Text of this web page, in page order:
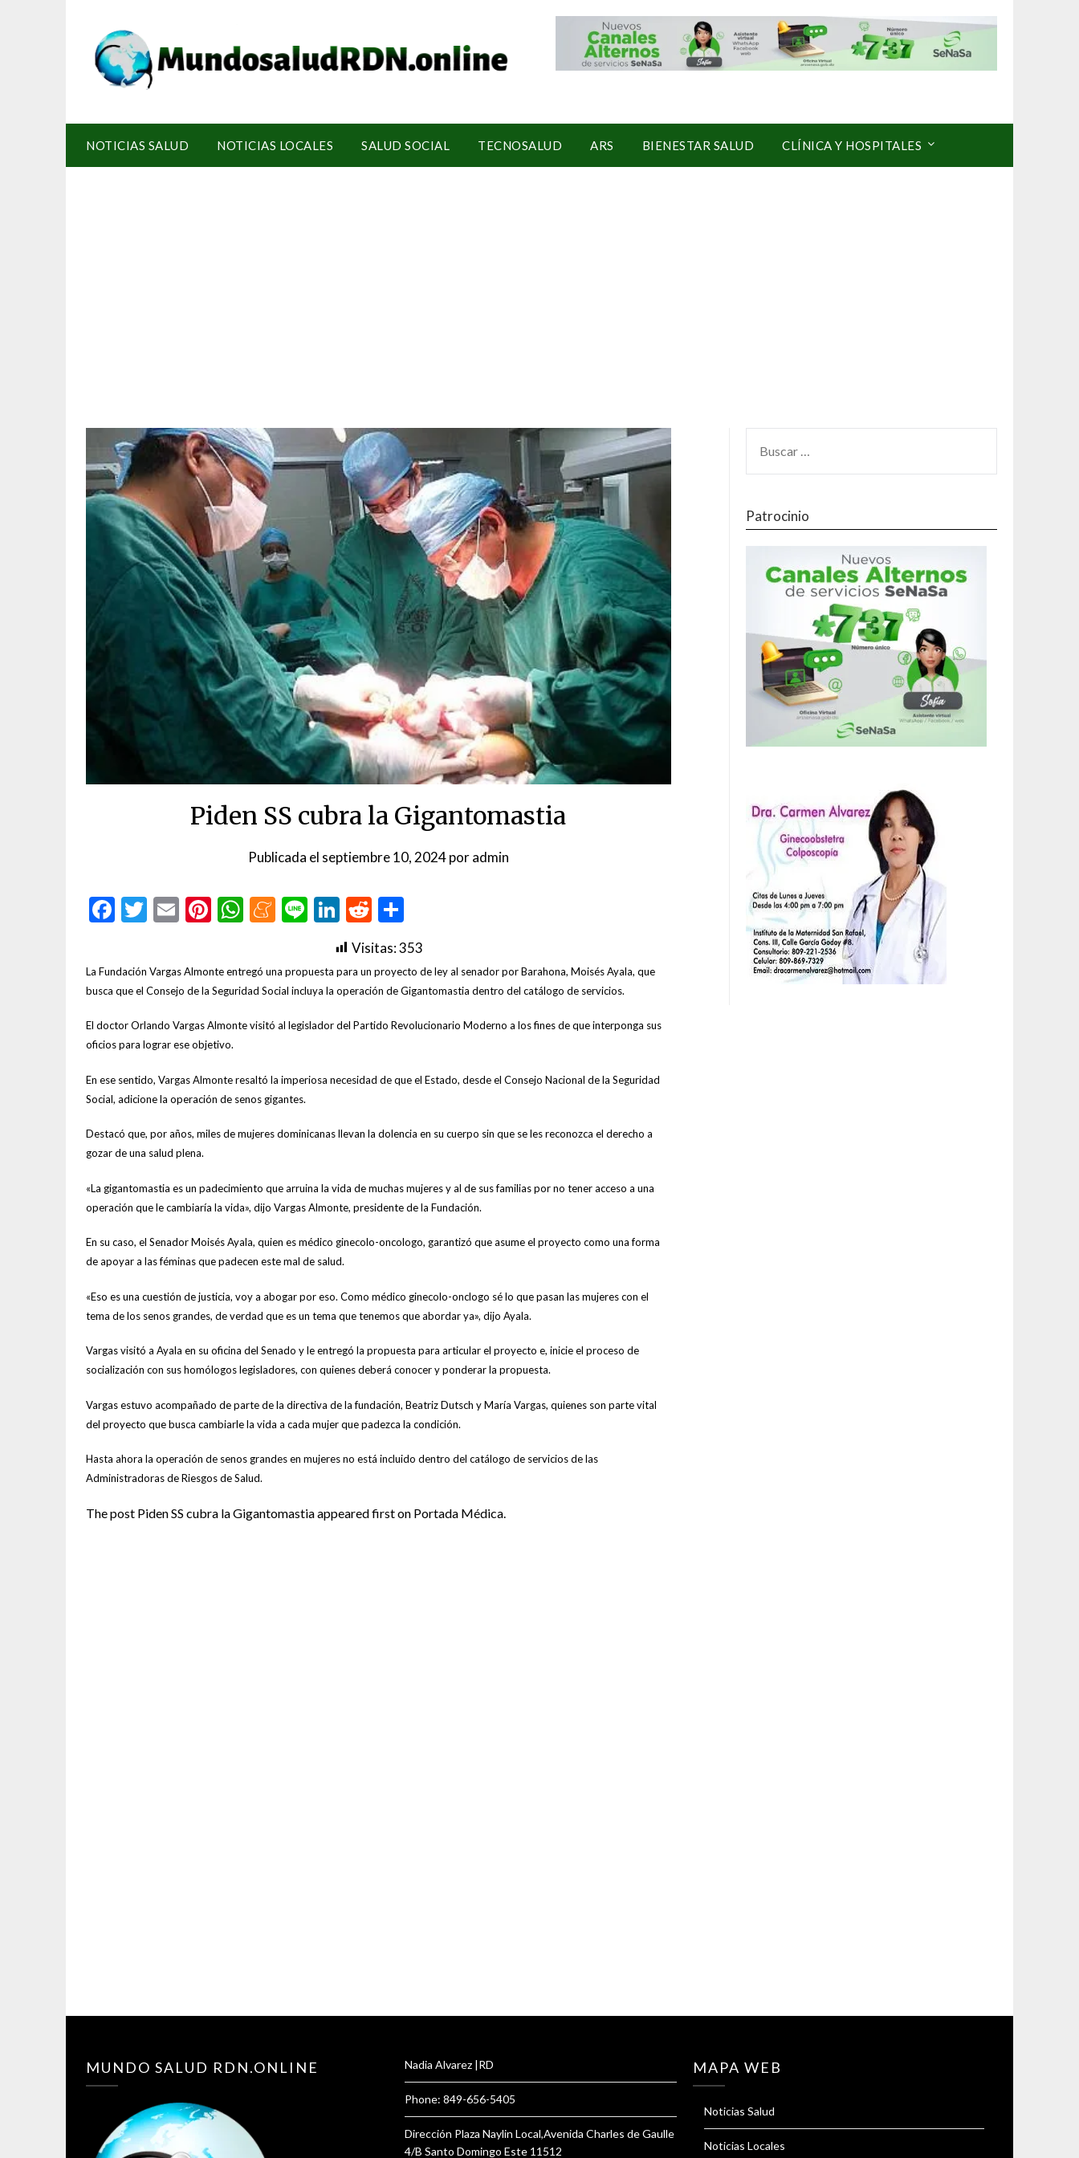
NOTICIAS SALUD NOTICIAS LOCALES SALUD SOCIAL TECNOSALUD ARS BIENESTAR SALUD CLÍNICA Y HOSPITALES
Piden SS cubra la Gigantomastia
Publicada el septiembre 10, 2024poradmin
Facebook
Twitter
EmailPinterest
WhatsApp
Meneame
LineLinkedIn
Reddit
Visitas:353
La Fundación Vargas Almonte entregó una propuesta para un proyecto de ley al senador por Barahona, Moisés Ayala, que
busca que el Consejo de la Seguridad Social incluya la operación de Gigantomastia dentro del catálogo de servicios.
El doctor Orlando Vargas Almonte visitó al legislador del Partido Revolucionario Moderno a los fines de que interponga sus
oficios para lograr ese objetivo.
En ese sentido, Vargas Almonte resaltó la imperiosa necesidad de que el Estado, desde el Consejo Nacional de la Seguridad
Social, adicione la operación de senos gigantes.
Destacó que, por años, miles de mujeres dominicanas llevan la dolencia en su cuerpo sin que se les reconozca el derecho a
gozar de una salud plena.
«La gigantomastia es un padecimiento que arruina la vida de muchas mujeres y al de sus familias por no tener acceso a una
operación que le cambiaría la vida», dijo Vargas Almonte, presidente de la Fundación.
En su caso, el Senador Moisés Ayala, quien es médico ginecolo-oncologo, garantizó que asume el proyecto como una forma
de apoyar a las féminas que padecen este mal de salud.
«Eso es una cuestión de justicia, voy a abogar por eso. Como médico ginecolo-onclogo sé lo que pasan las mujeres con el
tema de los senos grandes, de verdad que es un tema que tenemos que abordar ya», dijo Ayala.
Vargas visitó a Ayala en su oficina del Senado y le entregó la propuesta para articular el proyecto e, inicie el proceso de
socialización con sus homólogos legisladores, con quienes deberá conocer y ponderar la propuesta.
Vargas estuvo acompañado de parte de la directiva de la fundación, Beatriz Dutsch y María Vargas, quienes son parte vital
del proyecto que busca cambiarle la vida a cada mujer que padezca la condición.
Hasta ahora la operación de senos grandes en mujeres no está incluido dentro del catálogo de servicios de las
Administradoras de Riesgos de Salud.
The post Piden SS cubra la Gigantomastia appeared first on Portada Médica.
Patrocinio
MUNDO SALUD RDN.ONLINE Nadia Alvarez |RD
Phone: 849-656-5405
Dirección Plaza Naylin Local,Avenida Charles de Gaulle
4/B Santo Domingo Este 11512
MAPA WEB
Noticias Salud
Noticias Locales